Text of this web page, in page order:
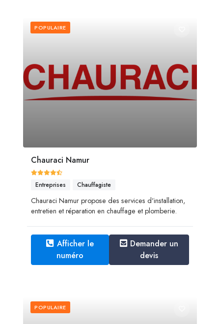
POPULAIRE
Chauraci Namur
Entreprises Chauffagiste
Chauraci Namur propose des services d'installation,
entretien et réparation en chauffage et plomberie.
Afficher le
numéro
Demander un
devis
POPULAIRE